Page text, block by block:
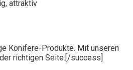
attraktiv
Konifere-Produkte. Mit unseren
richtigen Seite.[/success]